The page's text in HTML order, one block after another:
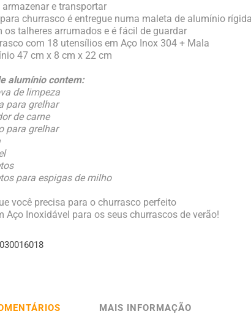
armazenar e transportar
para churrasco é entregue numa maleta de alumínio rígida
os talheres arrumados e é fácil de guardar
com 18 utensílios em Aço Inox 304 + Mala
47 cm x 8 cm x 22 cm
alumínio contem:
de limpeza
para grelhar
de carne
para grelhar
para espigas de milho
você precisa para o churrasco perfeito
Aço Inoxidável para os seus churrascos de verão!
MAIS INFORMAÇÃO